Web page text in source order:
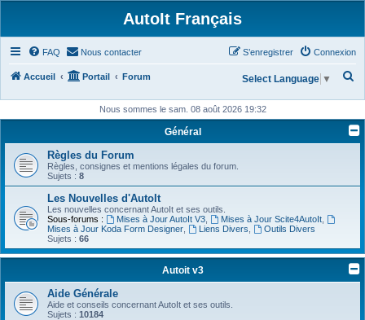
AutoIt Français
FAQ Nous contacter Connexion
S’enregistrer
Accueil Portail Forum
h
r
Select Language ▼
Nous sommes le sam. 08 août 2026 19:32
Général
Règles du Forum
Règles, consignes et mentions légales du forum.
Sujets : 8
Les Nouvelles d'AutoIt
Les nouvelles concernant AutoIt et ses outils.
Sous-forums :
Mises à Jour AutoIt V3, Mises à Jour Scite4AutoIt,
Mises à Jour Koda Form Designer
Liens Divers
Outils Divers
Sujets : 66
Autoit v3
Aide Générale
Aide et conseils concernant AutoIt et ses outils.
Sujets : 10184